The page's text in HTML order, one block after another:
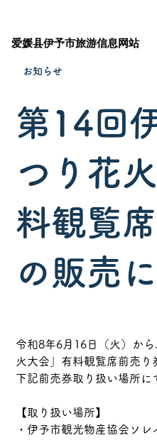
爱媛县伊予市旅游信息网站
第14回
つり花
料観覧
の販売
お知らせ
令和8年6月16日（火）か
火大会」有料観覧席前売り
下記前売券取り扱い場所に
【取り扱い場所】
・伊予市観光物産協会ソ